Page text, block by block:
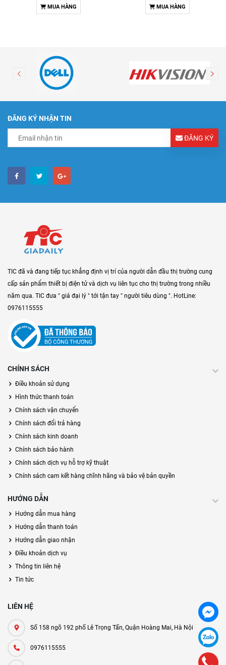
MUA HÀNG MUA HÀNG
ĐĂNG KÝ NHẬN TIN
ĐĂNG KÝ
TIC đã và đang tiếp tục khẳng định vị trí của người dẫn đầu thị trường cung
cấp sản phẩm thiết bị điện tử và dịch vụ liên tục cho thị trường trong nhiều
năm qua. TIC đưa " giá đại lý " tới tận tay " người tiêu dùng ". HotLine:
0976115555
CHÍNH SÁCH
Điều khoản sử dụng
Hình thức thanh toán
Chính sách vận chuyển
Chính sách đổi trả hàng
Chính sách kinh doanh
Chính sách bảo hành
Chính sách dịch vụ hỗ trợ kỹ thuật
Chính sách cam kết hàng chĩnh hãng và bảo vệ bản quyền
HƯỚNG DẪN
Hướng dẫn mua hàng
Hướng dẫn thanh toán
Hướng dẫn giao nhận
Điều khoản dịch vụ
Thông tin liên hệ
Tin tức
LIÊN HỆ
Số 158 ngõ 192 phố Lê Trọng Tấn, Quận Hoàng Mai, Hà Nội
0976115555